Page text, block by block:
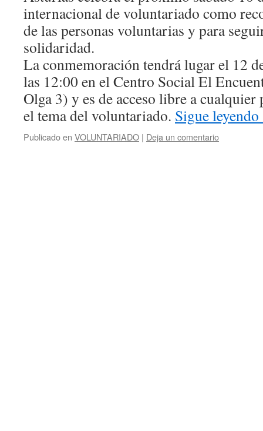
internacional de voluntariado como
de las personas voluntarias y para
solidaridad.
La conmemoración tendrá lugar el 12
las 12:00 en el Centro Social El
Olga 3) y es de acceso libre a cualquier
el tema del voluntariado. Sigue leyendo
Publicado en VOLUNTARIADO | Deja un comentario